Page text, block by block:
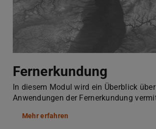
Fernerkundung
In diesem Modul wird ein Überblick
Anwendungen der Fernerkundung
Mehr erfahren